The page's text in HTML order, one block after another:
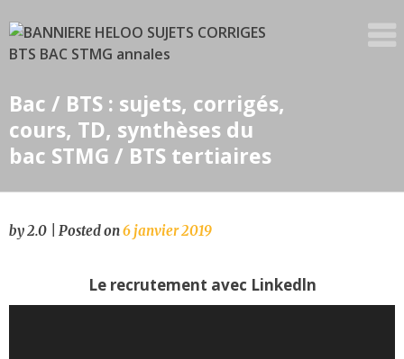
to
content
Bac / BTS : sujets, corrigés,
cours, TD, synthèses du
bac STMG / BTS tertiaires
by2.0 Posted on6 janvier 2019
Le recrutement avec Linkedln